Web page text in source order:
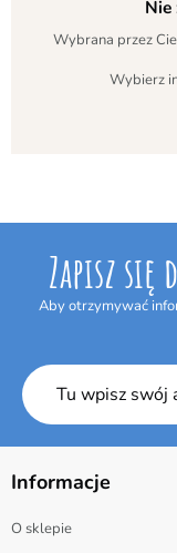
Wybrana przez
Wybierz
Zapisz
Aby otrzymywać
Informacje
O sklepie